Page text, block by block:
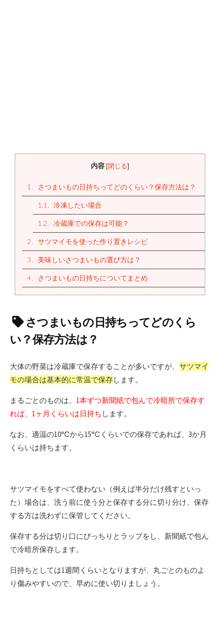
内容[閉じる]
1 さつまいもの日持ちってどのくらい？保存方法は？
1.1 冷凍したい場合
1.2 冷蔵庫での保存は可能？
2 サツマイモを使った作り置きレシピ
3 美味しいさつまいもの選び方は？
4 さつまいもの日持ちについてまとめ
さつまいもの日持ちってどのくら
い？保存方法は？
大体の野菜は冷蔵庫で保存することが多いですが、 サツマイ
モの場合は基本的に常温で保存します。
まるごとのものは、 1本ずつ新聞紙で包んで冷暗所で保存す
れば、1ヶ月くらいは日持ち します。
なお、適温の10℃から15℃くらいでの保存であれば、3か月
くらいは持ちます。
サツマイモをすべて使わない（例えば半分だけ残すといっ
た）場合は、洗う前に使う分と保存する分に切り分け、保存
する方は洗わずに保管してください。
保存する分は切り口にぴっちりとラップをし、新聞紙で包ん
で冷暗所保存します。
日持ちとしては1週間くらいとなりますが、丸ごとのものよ
り傷みやすいので、早めに使い切りましょう。